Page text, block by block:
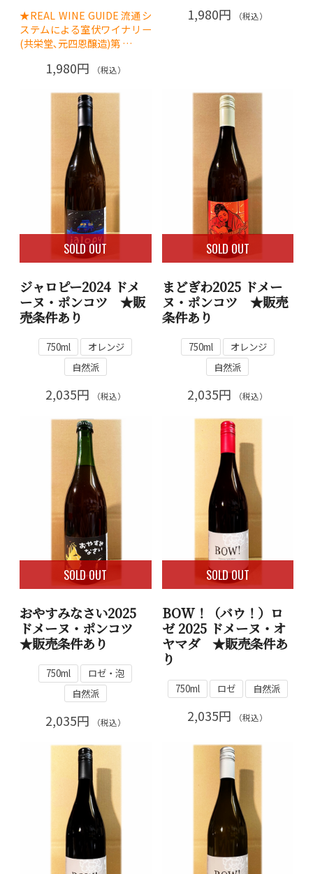
★REAL WINE GUIDE流通シ
ステムによる室伏ワイナリー
(共栄堂､元四恩醸造)第 …
1,980円 （税込）
1,980円 （税込）
SOLD OUT
ジャロピー2024 ドメ
ーヌ・ポンコツ ★販
売条件あり
750ml
オレンジ
自然派
2,035円 （税込）
SOLD OUT
まどぎわ2025 ドメー
ヌ・ポンコツ ★販売
条件あり
750ml
オレンジ
自然派
2,035円 （税込）
SOLD OUT
おやすみなさい2025
ドメーヌ・ポンコツ
★販売条件あり
750ml
ロゼ・泡
自然派
2,035円 （税込）
SOLD OUT
BOW！（バウ！）ロ
ゼ 2025 ドメーヌ・オ
ヤマダ ★販売条件あ
り
750ml ロゼ 自然派
2,035円 （税込）